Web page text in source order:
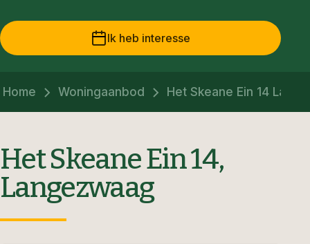
Ik heb interesse
Home Woningaanbod Het Skeane Ein 14
Het Skeane Ein 14,
Langezwaag